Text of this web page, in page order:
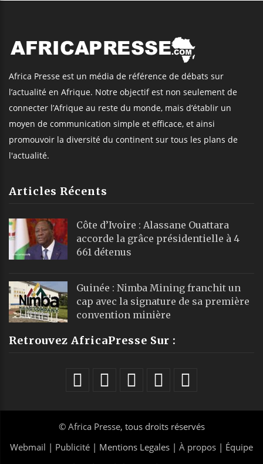
Africa Presse est un média de référence de débats sur
l’actualité en Afrique. Notre objectif est non seulement de
connecter l’Afrique au reste du monde, mais d’établir un
moyen de communication simple et efficace, et ainsi
promouvoir la diversité du continent sur tous les plans de
l'actualité.
Articles Récents
Côte d’Ivoire : Alassane Ouattara
accorde la grâce présidentielle à 4
661 détenus
Guinée : Nimba Mining franchit un
cap avec la signature de sa première
convention minière
Retrouvez AfricaPresse Sur :
© Africa Presse, tous droits réservés
Webmail | Publicité | Mentions Legales | À propos | Équipe